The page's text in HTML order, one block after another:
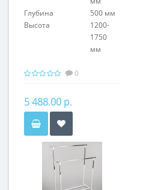
Глубина
500 мм
Высота
1200-
1750
мм
0
5 488.00 р.